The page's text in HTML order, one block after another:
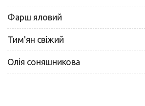
Фарш яловий
Тим'ян свіжий
Олія соняшникова